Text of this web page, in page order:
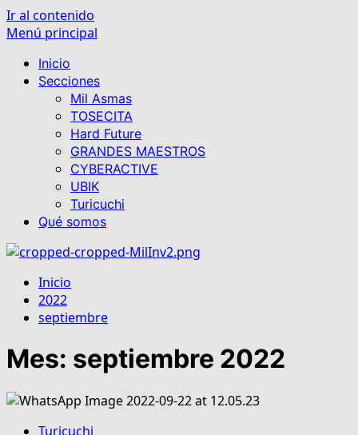
Ir al contenido
Menú principal
Inicio
Secciones
Mil Asmas
TOSECITA
Hard Future
GRANDES MAESTROS
CYBERACTIVE
UBIK
Turicuchi
Qué somos
Inicio
2022
septiembre
Mes: septiembre 2022
Turicuchi